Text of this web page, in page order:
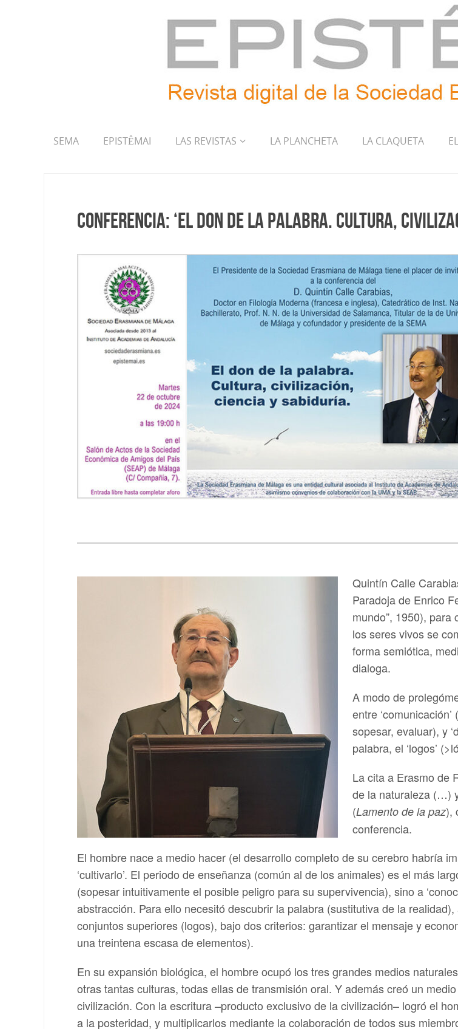
SEMA EPISTÊMAI LAS REVISTAS LA PLANCHETA LA CLAQUETA
Conferencia: ‘El don de la palabra. Cultura,
Quintín Calle
Paradoja de Enrico
mundo”, 1950),
los seres vivos se
forma semiótica,
dialoga.
A modo de
entre
sopesar, evaluar), y
palabra, el ‘logos’
La cita a Erasmo de
de la naturaleza (…)
(Lamento de la paz),
conferencia.
El hombre nace a medio hacer (el desarrollo completo de su cerebro habría
‘cultivarlo’. El periodo de enseñanza (común al de los animales) es el más
(sopesar intuitivamente el posible peligro para su supervivencia), sino a
abstracción. Para ello necesitó descubrir la palabra (sustitutiva de la
conjuntos superiores (logos), bajo dos criterios: garantizar el mensaje y
una treintena escasa de elementos).
En su expansión biológica, el hombre ocupó los tres grandes medios
otras tantas culturas, todas ellas de transmisión oral. Y además creó un
civilización. Con la escritura –producto exclusivo de la civilización– logró el
a la posteridad, y multiplicarlos mediante la colaboración de todos sus